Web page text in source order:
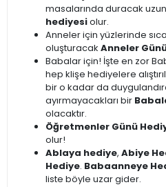
masalarında duracak
hediyesiolur.
Anneler için yüzlerinde
oluşturacak Anneler
Babalar için! İşte en zor
hep klişe hediyelere
bir o kadar da
ayırmayacakları bir
olacaktır.
Öğretmenler Günü
olur!
Ablaya hediye, Abiye
Hediye. Babaanneye
liste böyle uzar gider.